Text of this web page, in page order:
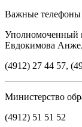
Важные телефоны
Уполномоченный
Евдокимова
(4912) 27 44 57,
Министерство
(4912) 51 51 52